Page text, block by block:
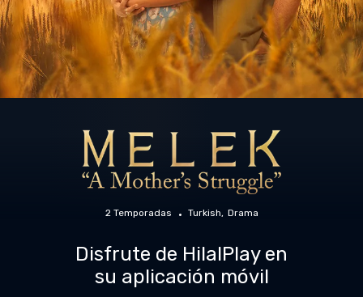
2 Temporadas Turkish Drama
Disfrute de HilalPlay en
su aplicación móvil